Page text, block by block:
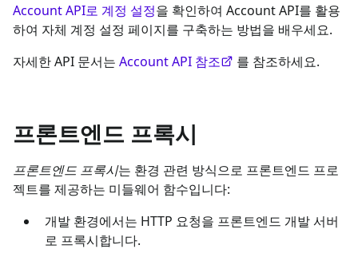
Account API로 계정 설정을 확인하여 Account API를 활용
하여 자체 계정 설정 페이지를 구축하는 방법을 배우세요.
자세한 API 문서는 Account API 참조 를 참조하세요.
프론트엔드 프록시
프론트엔드 프록시는 환경 관련 방식으로 프론트엔드 프로
젝트를 제공하는 미들웨어 함수입니다:
개발 환경에서는 HTTP 요청을 프론트엔드 개발 서버
로 프록시합니다.